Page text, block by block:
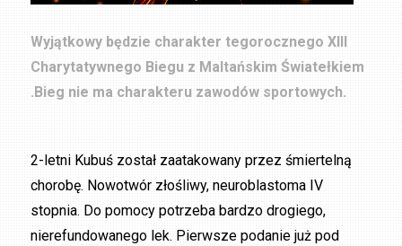
Wyjątkowy będzie charakter tegorocznego XIII
Charytatywnego Biegu z Maltańskim Światełkiem
.Bieg nie ma charakteru zawodów sportowych.
2-letni Kubuś został zaatakowany przez śmiertelną
chorobę. Nowotwór złośliwy, neuroblastoma IV
stopnia. Do pomocy potrzeba bardzo drogiego,
nierefundowanego lek. Pierwsze podanie już pod